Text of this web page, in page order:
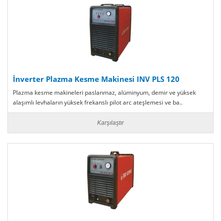
İnverter Plazma Kesme Makinesi INV PLS 120
Plazma kesme makineleri paslanmaz, alüminyum, demir ve yüksek
alaşımlı levhaların yüksek frekanslı pilot arc ateşlemesi ve ba..
Karşılaştır